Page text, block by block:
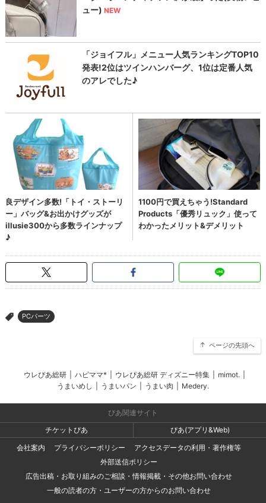
> PCパーツ
ページの先頭へ
ウレぴあ総研 ハピママ* ウレぴあ総研 ディズニー特集 mimot.
うまいめし
うまいパン うまい肉 Medery.
ぴあ関連サイト
チケットぴあ
ぴあ(アプリ&Web)
会社案内
プライバシーポリシー
アクセスデータの利用・著作権等
外部送信ポリシー
広告出稿・お取り組みのご相談・情報掲載・その他お問い合わせ
一般の読者の方・ユーザーの方からのお問い合わせ